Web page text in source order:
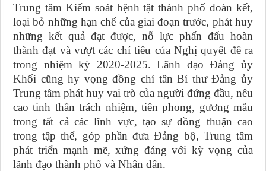
Trung tâm Kiểm soát bệnh tật thành phố đoàn kết,
loại bỏ những hạn chế của giai đoạn trước, phát huy
những kết quả đạt được, nỗ lực phấn đấu hoàn
thành đạt và vượt các chỉ tiêu của Nghị quyết đề ra
trong nhiệm kỳ 2020-2025. Lãnh đạo Đảng ủy
Khối cũng hy vọng đồng chí tân Bí thư Đảng ủy
Trung tâm phát huy vai trò của người đứng đầu, nêu
cao tinh thần trách nhiệm, tiên phong, gương mẫu
trong tất cả các lĩnh vực, tạo sự đồng thuận cao
trong tập thể, góp phần đưa Đảng bộ, Trung tâm
phát triển mạnh mẽ, xứng đáng với kỳ vọng của
lãnh đạo thành phố và Nhân dân.